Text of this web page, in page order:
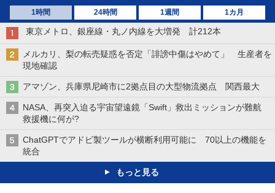
1時間 24時間 1週間 1カ月
東京メトロ、銀座線・丸ノ内線を大増発 計212本
メルカリ、梨の転売疑惑を否定「誹謗中傷はやめて」 生産者を
現地確認
アマゾン、兵庫県尼崎市に2拠点目の大型物流拠点 関西最大
NASA、再突入迫る宇宙望遠鏡「Swift」救出ミッションが難航
救援機に何が?
ChatGPTでアドビ製ツールが横断利用可能に 70以上の機能を
統合
もっと見る